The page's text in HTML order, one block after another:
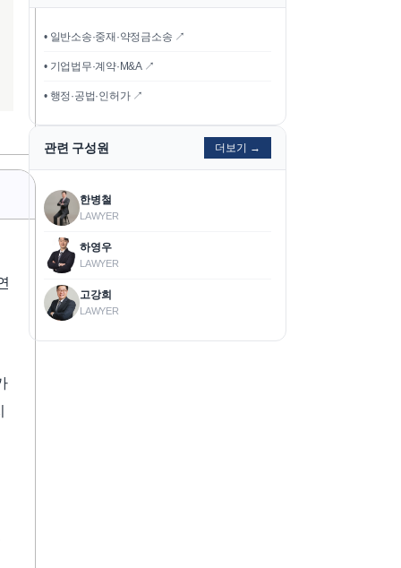
• 일반소송·중재·약정금소송 ↗
• 기업법무·계약·M&A ↗
• 행정·공법·인허가 ↗
관련 구성원 더보기 →
한병철
LAWYER
하영우
LAWYER
고강희
LAWYER